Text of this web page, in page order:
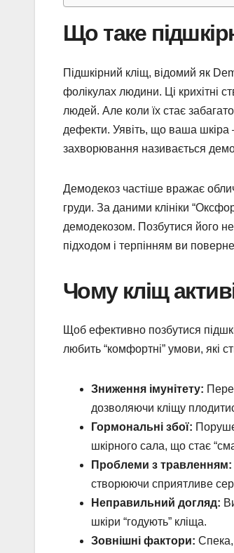
Що таке
Підшкірний кліщ, відомий як
фолікулах людини. Ці крихітні
людей. Але коли їх стає
дефекти. Уявіть, що ваша шкіра
захворювання називається
Демодекоз частіше вражає
груди. За даними клініки
демодекозом. Позбутися його
підходом і терпінням ви
Чому кліщ
Щоб ефективно позбутися
любить “комфортні” умови, які
Зниження імунітету:
дозволяючи кліщу
Гормональні збої:
шкірного сала, що стає
Проблеми з травленням:
створюючи сприятливе
Неправильний догляд:
шкіри “годують” кліща.
Зовнішні фактори: Спека,